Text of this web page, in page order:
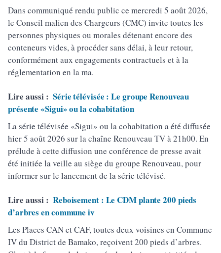
Dans communiqué rendu public ce mercredi 5 août 2026,
le Conseil malien des Chargeurs (CMC) invite toutes les
personnes physiques ou morales détenant encore des
conteneurs vides, à procéder sans délai, à leur retour,
conformément aux engagements contractuels et à la
réglementation en la ma.
Lire aussi : Série télévisée : Le groupe Renouveau
présente «Sigui» ou la cohabitation
La série télévisée «Sigui» ou la cohabitation a été diffusée
hier 5 août 2026 sur la chaîne Renouveau TV à 21h00. En
prélude à cette diffusion une conférence de presse avait
été initiée la veille au siège du groupe Renouveau, pour
informer sur le lancement de la série télévisé.
Lire aussi : Reboisement : Le CDM plante 200 pieds
d’arbres en commune iv
Les Places CAN et CAF, toutes deux voisines en Commune
IV du District de Bamako, reçoivent 200 pieds d’arbres.